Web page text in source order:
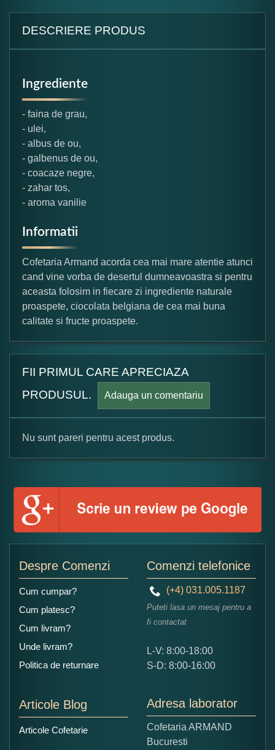
DESCRIERE PRODUS
Ingrediente
- faina de grau,
- ulei,
- albus de ou,
- galbenus de ou,
- coacaze negre,
- zahar tos,
- aroma vanilie
Informatii
Cofetaria Armand acorda cea mai mare atentie atunci
cand vine vorba de desertul dumneavoastra si pentru
aceasta folosim in fiecare zi ingrediente naturale
proaspete, ciocolata belgiana de cea mai buna
calitate si fructe proaspete.
FII PRIMUL CARE APRECIAZA
PRODUSUL.
Adauga un comentariu
Formular pareri client
Numele dumneavoastra:
Ce nota acordati acestui produs?
5
Copiati alaturi numarul din imagine:
Nu sunt pareri pentru acest produs.
Despre Comenzi
Cum cumpar?
Cum platesc?
Cum livram?
Unde livram?
Politica de returnare
Articole Blog
Articole Cofetarie
Comenzi telefonice
(+4) 031.005.1187
Puteti lasa un mesaj pentru a
fi contactat
L-V: 8:00-18:00
S-D: 8:00-16:00
Adresa laborator
Cofetaria ARMAND
Bucuresti